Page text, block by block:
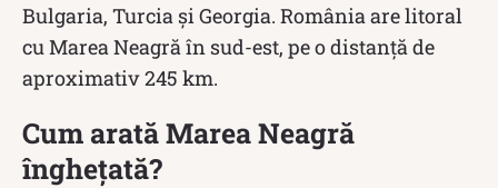
Bulgaria, Turcia și Georgia. România are litoral
cu Marea Neagră în sud-est, pe o distanţă de
aproximativ 245 km.
Cum arată Marea Neagră
înghețată?